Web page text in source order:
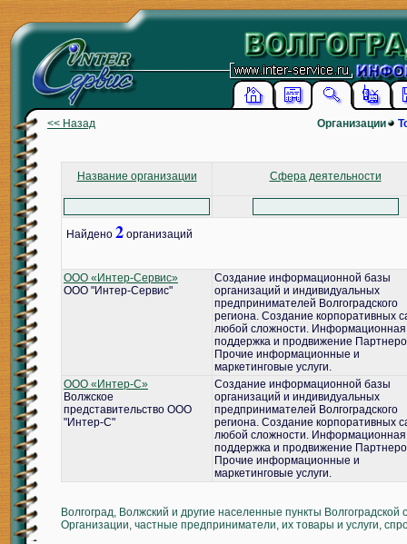
<< Назад Организации
Название организации Сфера деятельности
Найдено 2 организаций
ООО «Интер-Сервис»
ООО "Интер-Сервис"
Создание информационной базы
организаций и индивидуальных
предпринимателей Волгоградского
региона. Создание корпоративных
любой сложности. Информационная
поддержка и продвижение
Прочие информационные и
маркетинговые услуги.
ООО «Интер-С»
Волжское
представительство ООО
"Интер-С"
Создание информационной базы
организаций и индивидуальных
предпринимателей Волгоградского
региона. Создание корпоративных
любой сложности. Информационная
поддержка и продвижение
Прочие информационные и
маркетинговые услуги.
Волгоград, Волжский и другие населенные пункты Волгоградской
Организации, частные предприниматели, их товары и услуги,